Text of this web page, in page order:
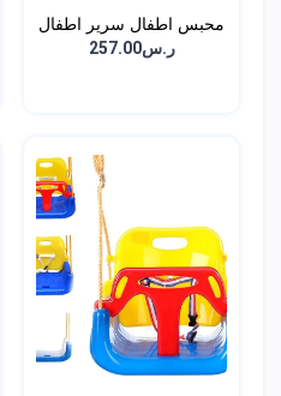
محبس اطفال سرير اطفال
د...ر.س257.00